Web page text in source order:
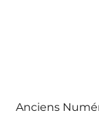
Anciens